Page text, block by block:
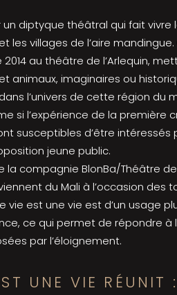
diptyque théâtral qui fait vivre
les villages de l’aire
au théâtre de l’Arlequin,
animaux, imaginaires ou
l’univers de cette région du
si l’expérience de la première
susceptibles d’être intéressés
jeune public.
compagnie BlonBa/Théâtre de
du Mali à l’occasion des
vie est une vie est d’un usage
ce qui permet de répondre à
par l’éloignement.
UNE VIE RÉUNIT :